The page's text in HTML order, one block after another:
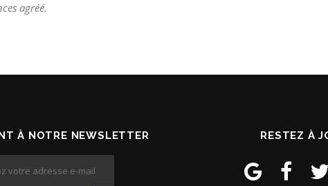
agréé.
À NOTRE NEWSLETTER RESTEZ À